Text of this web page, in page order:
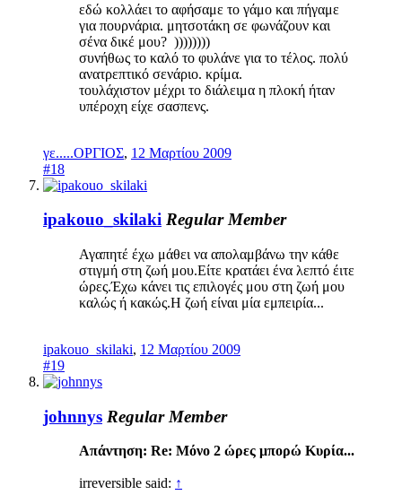
εδώ κολλάει το αφήσαμε το γάμο και πήγαμε
για πουρνάρια. μητσοτάκη σε φωνάζουν και
σένα δικέ μου? ))))))))
συνήθως το καλό το φυλάνε για το τέλος. πολύ
ανατρεπτικό σενάριο. κρίμα.
τουλάχιστον μέχρι το διάλειμα η πλοκή ήταν
υπέροχη είχε σασπενς.
γε.....ΟΡΓΙΟΣ, 12 Μαρτίου 2009
#18
ipakouo_skilaki Regular Member
Αγαπητέ έχω μάθει να απολαμβάνω την κάθε
στιγμή στη ζωή μου.Είτε κρατάει ένα λεπτό έιτε
ώρες.Έχω κάνει τις επιλογές μου στη ζωή μου
καλώς ή κακώς.Η ζωή είναι μία εμπειρία...
ipakouo_skilaki, 12 Μαρτίου 2009
#19
johnnys Regular Member
Απάντηση: Re: Μόνο 2 ώρες μπορώ Κυρία...
irreversible said: ↑